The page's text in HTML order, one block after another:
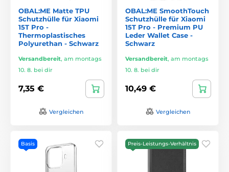
OBAL:ME Matte TPU
Schutzhülle für Xiaomi
15T Pro -
Thermoplastisches
Polyurethan - Schwarz
Versandbereit, am montags
10. 8. bei dir
7,35 €
Vergleichen
OBAL:ME SmoothTouch
Schutzhülle für Xiaomi
15T Pro - Premium PU
Leder Wallet Case -
Schwarz
Versandbereit, am montags
10. 8. bei dir
10,49 €
Vergleichen
Basis Preis-Leistungs-Verhältnis